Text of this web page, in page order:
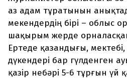
аз адам тұратынын
мекендердің бірі – облыс
шақырым жерде
Ертеде қазандығы,
дүкендері бар гүлденген
қазір небәрі 5-6 тұрғын